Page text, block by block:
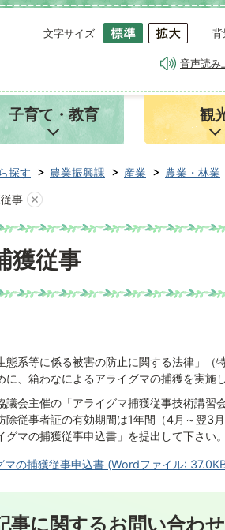
文字サイズ 背
音声読み
子育て・教育 観
探す 農業振興課 産業 農業・林業
事
獲従事
系等に係る被害の防止に関する法律」（
、箱わなによるアライグマの捕獲を実施し
会主催の「アライグマ捕獲従事技術講習
除従事者証の有効期間は1年間（4月～翌3
マの捕獲従事申込書」を提出して下さい。
マの捕獲従事申込書 (Wordファイル:
事に関するお問い合わ